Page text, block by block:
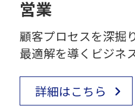
営業
顧客プロセスを深掘
最適解を導くビジネ
詳細はこちら